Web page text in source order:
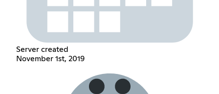
Server created
November 1st, 2019